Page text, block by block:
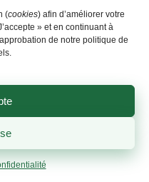
(cookies) afin d’améliorer votre
» et en continuant à
de notre politique de